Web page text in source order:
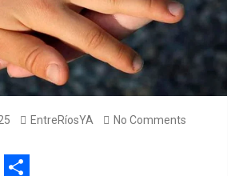
EntreRíosYA No Comments